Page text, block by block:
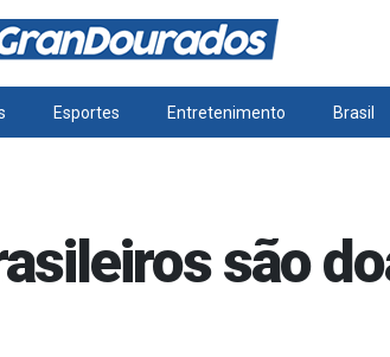
Esportes Entretenimento Brasil
são